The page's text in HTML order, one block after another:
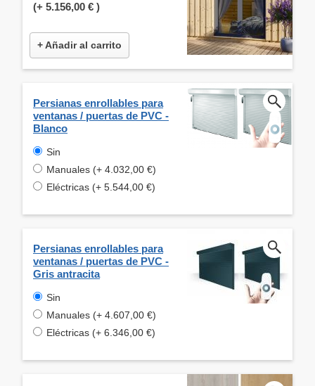
(+ 5.156,00 € )
+ Añadir al carrito
Persianas enrollables para
ventanas / puertas de PVC -
Blanco
Sin
Manuales (+ 4.032,00 €)
Eléctricas (+ 5.544,00 €)
Persianas enrollables para
ventanas / puertas de PVC -
Gris antracita
Sin
Manuales (+ 4.607,00 €)
Eléctricas (+ 6.346,00 €)